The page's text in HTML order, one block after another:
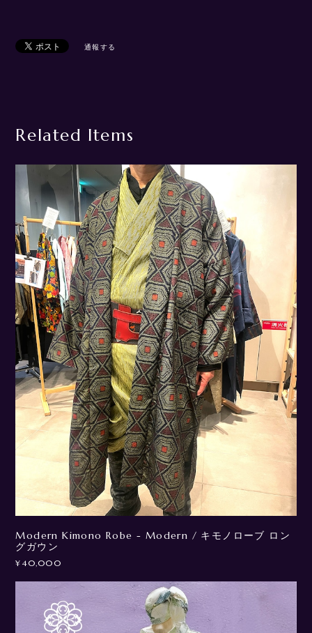
通報する
Related Items
Modern Kimono Robe - Modern / キモノローブ ロン
グガウン
¥40,000